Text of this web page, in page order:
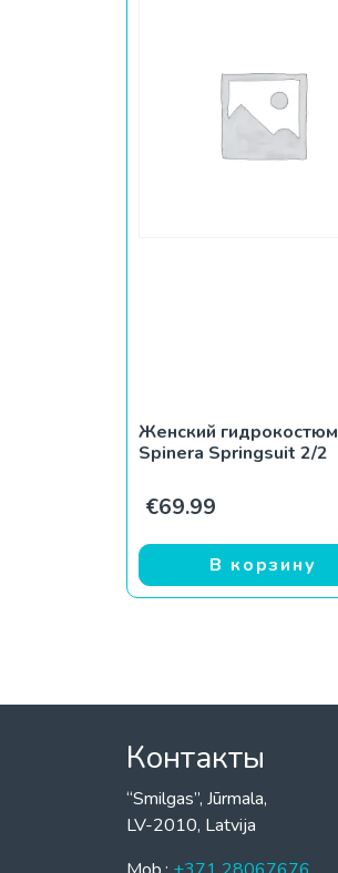
Женский гидрокостюм
Spinera Springsuit 2/2
€69.99
В корзину
Контакты
“Smilgas”, Jūrmala,
LV-2010, Latvija